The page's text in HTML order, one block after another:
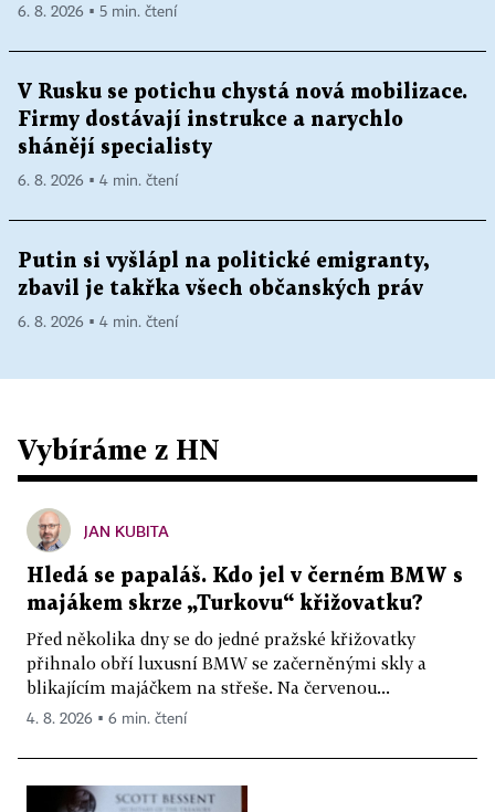
6. 8. 2026 ▪ 5 min. čtení
V Rusku se potichu chystá nová mobilizace.
Firmy dostávají instrukce a narychlo
shánějí specialisty
6. 8. 2026 ▪ 4 min. čtení
Putin si vyšlápl na politické emigranty,
zbavil je takřka všech občanských práv
6. 8. 2026 ▪ 4 min. čtení
Vybíráme z HN
JAN KUBITA
Hledá se papaláš. Kdo jel v černém BMW s
majákem skrze „Turkovu“ křižovatku?
Před několika dny se do jedné pražské křižovatky
přihnalo obří luxusní BMW se začerněnými skly a
blikajícím majáčkem na střeše. Na červenou...
4. 8. 2026 ▪ 6 min. čtení